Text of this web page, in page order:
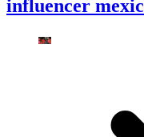
influencer